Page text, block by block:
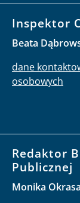
Inspektor
Beata
dane
osobowych
Redaktor
Publicznej
Monika Okrasa